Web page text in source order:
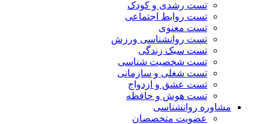
تست رشدی و کودک
تست روابط اجتماعی
تست معنوی
تست روانشناسی ورزش
تست سبک زندگی
تست شخصیت شناسی
تست شغلی و سازمانی
تست عشق و ازدواج
تست هوش و حافظه
مشاوره روانشناسی
عضویت متخصصان